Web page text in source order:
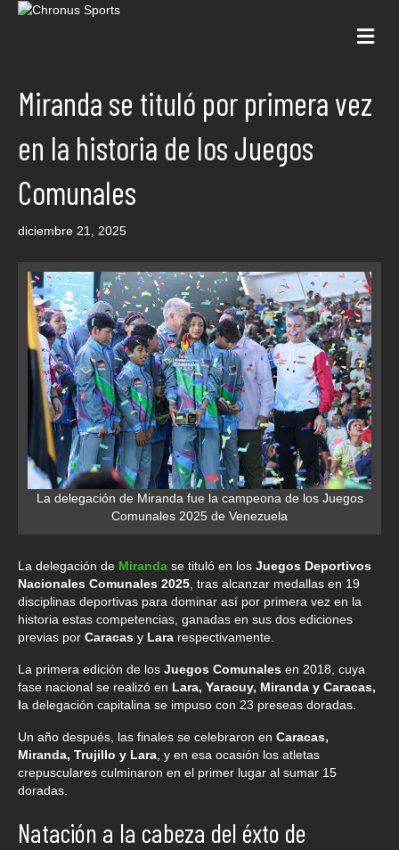
Miranda se tituló por primera vez
en la historia de los Juegos
Comunales
diciembre 21, 2025
La delegación de Miranda fue la campeona de los Juegos
Comunales 2025 de Venezuela
La delegación de Miranda se tituló en los Juegos Deportivos
Nacionales Comunales 2025 , tras alcanzar medallas en 19
disciplinas deportivas para dominar así por primera vez en la
historia estas competencias, ganadas en sus dos ediciones
previas por Caracas y Lara respectivamente.
La primera edición de los Juegos Comunales en 2018, cuya
fase nacional se realizó en Lara, Yaracuy, Miranda y Caracas,
la delegación capitalina se impuso con 23 preseas doradas.
Un año después, las finales se celebraron en Caracas,
Miranda, Trujillo y Lara , y en esa ocasión los atletas
crepusculares culminaron en el primer lugar al sumar 15
doradas.
Natación a la cabeza del éxto de